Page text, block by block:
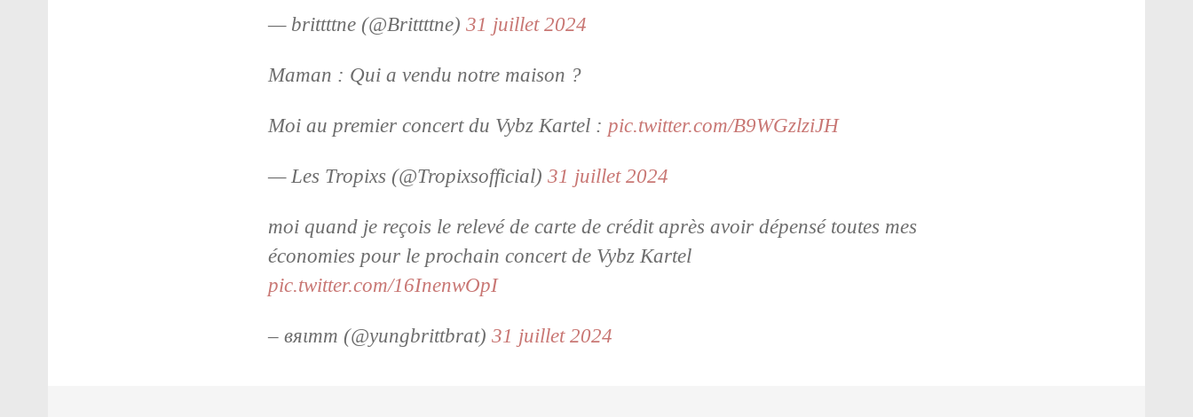
— brittttne (@Brittttne) 31 juillet 2024
Maman : Qui a vendu notre maison ?
Moi au premier concert du Vybz Kartel : pic.twitter.com/B9WGzlziJH
— Les Tropixs (@Tropixsofficial) 31 juillet 2024
moi quand je reçois le relevé de carte de crédit après avoir dépensé toutes mes
économies pour le prochain concert de Vybz Kartel
pic.twitter.com/16InenwOpI
– вяιтт (@yungbrittbrat) 31 juillet 2024